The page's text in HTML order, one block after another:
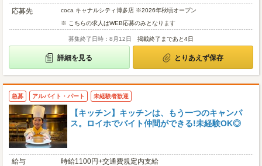
応募先
coca キャナルシティ博多店 ※2026年秋頃オープン
※ こちらの求人はWEB応募のみとなります
募集終了日時：8月12日 掲載終了まであと4日
詳細を見る とりあえず保存
急募 アルバイト・パート 未経験者歓迎
【キッチン】キッチンは、もう一つのキャンパ
ス。ロイホでバイト仲間ができる!未経験OK◎
給与
時給1100円+交通費規定内支給